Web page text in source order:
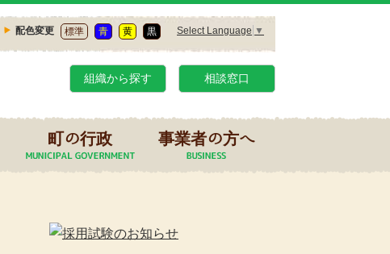
配色変更 標準 青 黄 黒 Select Language ▼
組織から探す 相談窓口
町の行政 事業者の方へ